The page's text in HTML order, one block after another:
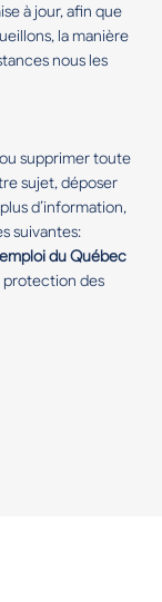
à jour, afin que
la manière
nous les
supprimer toute
sujet, déposer
d’information,
suivantes:
du Québec
protection des